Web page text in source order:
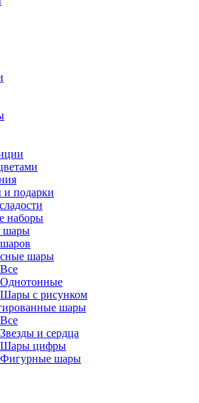
подарки
наборы
шары
шары
Все
Однотонные
Шары с рисунком
шары
Все
Звезды и сердца
Шары цифры
Фигурные шары